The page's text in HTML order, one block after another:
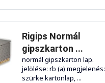
Rigips Normál
gipszkarton ...
normál gipszkarton lap.
jelölése: rb (a) megjelenés:
szürke kartonlap, ...